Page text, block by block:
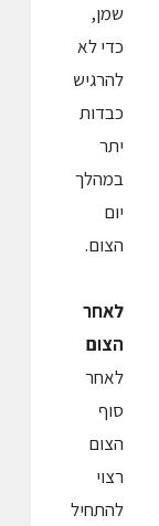
שמן,
כדי לא
להרגיש
כבדות
יתר
במהלך
יום
הצום.
לאחר
הצום
לאחר
סוף
הצום
רצוי
להתחיל